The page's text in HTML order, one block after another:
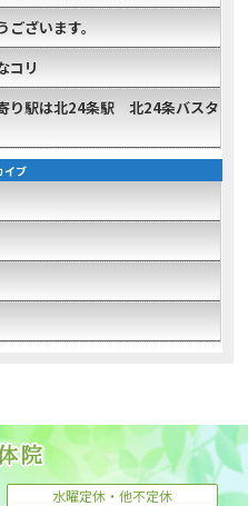
ざいます。
コリ
り駅は北24条駅 北24条バスタ
イブ
水曜定休・他不定休